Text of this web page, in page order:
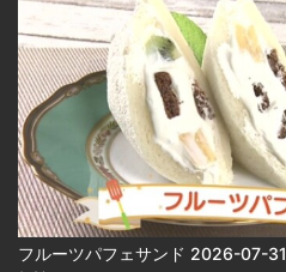
フルーツパフェサンド 2026-07-31